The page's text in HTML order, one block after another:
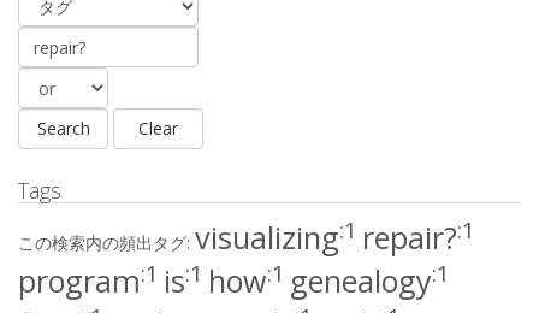
Tags
この検索内の頻出タグ: visualizing:1 repair?:1
program:1 is:1 how:1 genealogy:1